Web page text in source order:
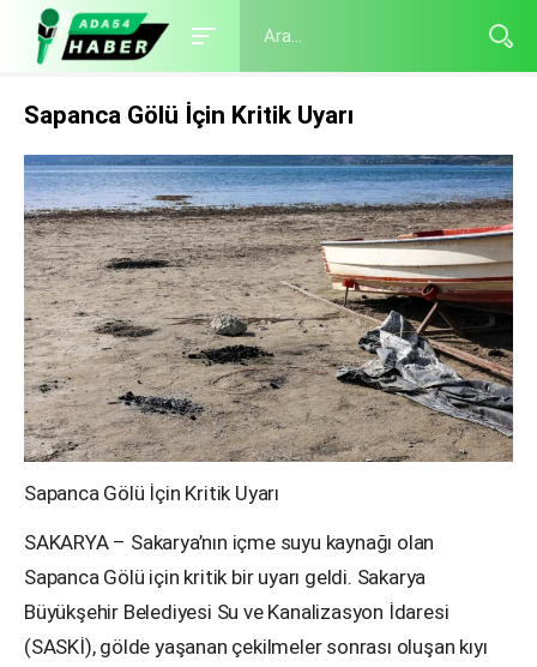
Sapanca Gölü İçin Kritik Uyarı
Sapanca Gölü İçin Kritik Uyarı
SAKARYA – Sakarya’nın içme suyu kaynağı olan
Sapanca Gölü için kritik bir uyarı geldi. Sakarya
Büyükşehir Belediyesi Su ve Kanalizasyon İdaresi
(SASKİ), gölde yaşanan çekilmeler sonrası oluşan kıyı